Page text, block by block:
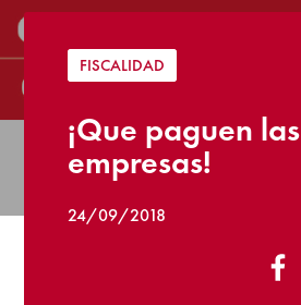
FISCALIDAD
¡Que paguen las
empresas!
24/09/2018